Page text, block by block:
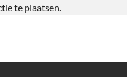
te plaatsen.